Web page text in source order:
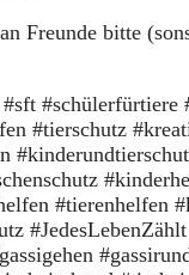
Freunde bitte
#schülerfürtiere
#tierschutz
#tierenhelfen
#JedesLebenZählt